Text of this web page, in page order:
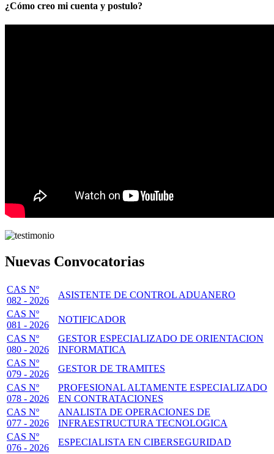
¿Cómo creo mi cuenta y postulo?
Nuevas Convocatorias
CAS Nº
082 - 2026
ASISTENTE DE CONTROL ADUANERO
CAS Nº
081 - 2026
NOTIFICADOR
CAS Nº
080 - 2026
GESTOR ESPECIALIZADO DE ORIENTACION
INFORMATICA
CAS Nº
079 - 2026
GESTOR DE TRAMITES
CAS Nº
078 - 2026
PROFESIONAL ALTAMENTE ESPECIALIZADO
EN CONTRATACIONES
CAS Nº
077 - 2026
ANALISTA DE OPERACIONES DE
INFRAESTRUCTURA TECNOLOGICA
CAS Nº
076 - 2026
ESPECIALISTA EN CIBERSEGURIDAD